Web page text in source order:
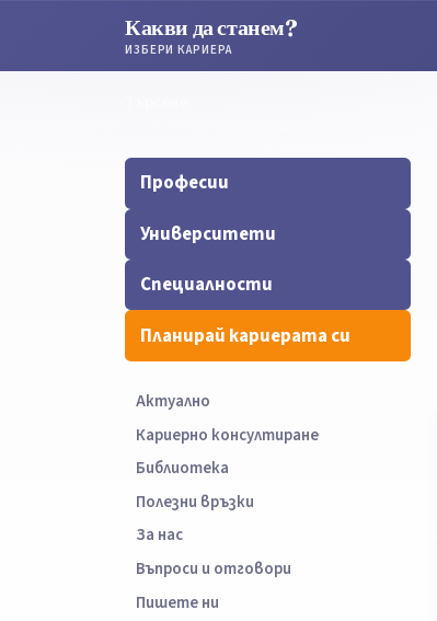
Какви да станем?
ИЗБЕРИ КАРИЕРА
Професии
Университети
Специалности
Планирай кариерата си
Актуално
Кариерно консултиране
Библиотека
Полезни връзки
За нас
Въпроси и отговори
Пишете ни